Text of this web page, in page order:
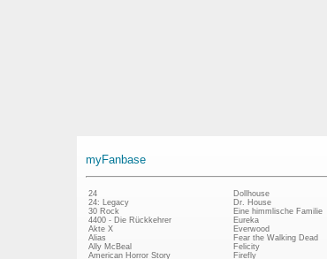
myFanbase
24
24: Legacy
30 Rock
4400 - Die Rückkehrer
Akte X
Alias
Ally McBeal
American Horror Story
Dollhouse
Dr. House
Eine himmlische Familie
Eureka
Everwood
Fear the Walking Dead
Felicity
Firefly